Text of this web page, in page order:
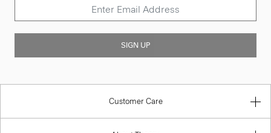
SIGN UP
Customer Care